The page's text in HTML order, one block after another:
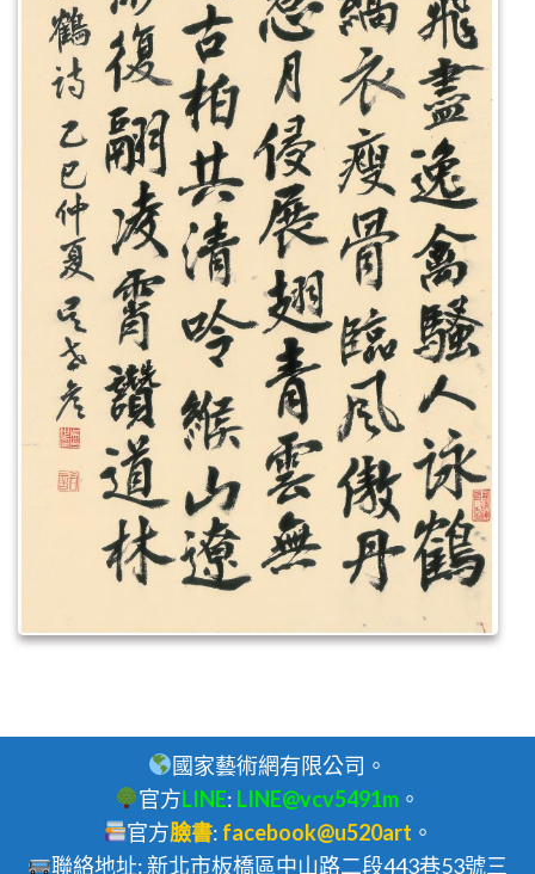
國家藝術網有限公司。
官方LINE: LINE@vcv5491m 。
官方臉書: facebook@u520art 。
聯絡地址: 新北市板橋區中山路二段443巷53號三